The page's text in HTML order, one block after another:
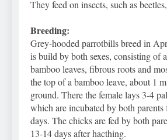
They feed on insects, such as
Breeding:
Grey-hooded parrotbills breed in
is build by both sexes, consisting of
bamboo leaves, fibrous roots and
the top of a bamboo leave, about 1
ground. There the female lays 3-4
which are incubated by both parents
days. The chicks are fed by both
13-14 days after hacthing.